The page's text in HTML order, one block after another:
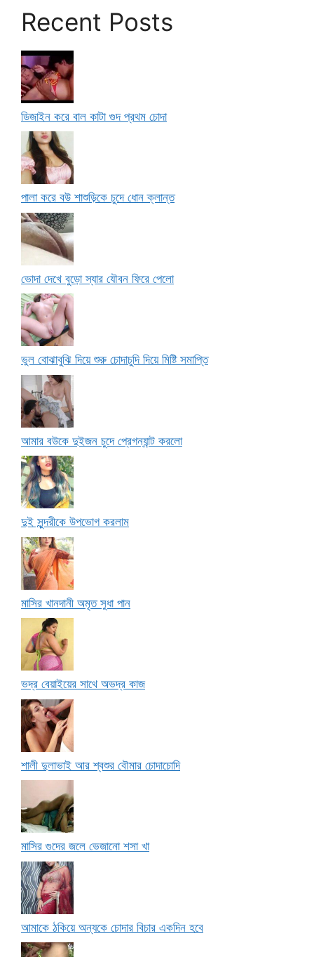
Recent Posts
ডিজাইন করে বাল কাটা গুদ প্রথম চোদা
পালা করে বউ শাশুড়িকে চুদে ধোন ক্লান্ত
ভোদা দেখে বুড়ো স্যার যৌবন ফিরে পেলো
ভুল বোঝাবুঝি দিয়ে শুরু চোদাচুদি দিয়ে মিষ্টি সমাপ্তি
আমার বউকে দুইজন চুদে প্রেগন্যান্ট করলো
দুই সুন্দরীকে উপভোগ করলাম
মাসির খানদানী অমৃত সুধা পান
ভদ্র বেয়াইয়ের সাথে অভদ্র কাজ
শালী দুলাভাই আর শ্বশুর বৌমার চোদাচোদি
মাসির গুদের জলে ভেজানো শসা খা
আমাকে ঠকিয়ে অন্যকে চোদার বিচার একদিন হবে